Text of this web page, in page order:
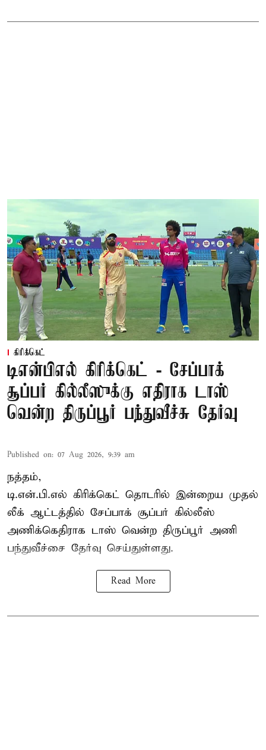
கிரிக்கெட்
டிஎன்பிஎல் கிரிக்கெட் - சேப்பாக்
சூப்பர் கில்லீஸுக்கு எதிராக டாஸ்
வென்ற திருப்பூர் பந்துவீச்சு தேர்வு
Published on: 07 Aug 2026, 9:39 am
நத்தம்,
டி.என்.பி.எல் கிரிக்கெட் தொடரில் இன்றைய முதல்
லீக் ஆட்டத்தில் சேப்பாக் சூப்பர் கில்லீஸ்
அணிக்கெதிராக டாஸ் வென்ற திருப்பூர் அணி
பந்துவீச்சை தேர்வு செய்துள்ளது.
Read More